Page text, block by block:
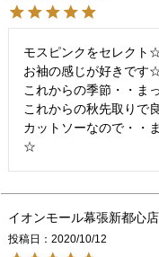
モスピンクをセレクト
お袖の感じが好きです
これからの季節・・ま
これからの秋先取りで
カットソーなので・・
☆
イオンモール幕張新都心
投稿日
2020/10/12